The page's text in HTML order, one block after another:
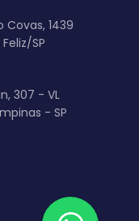
Covas, 1439
SP
307 - VL
- SP